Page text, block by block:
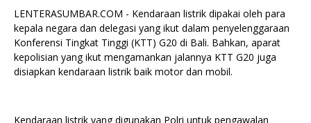
LENTERASUMBAR.COM - Kendaraan listrik dipakai oleh para
kepala negara dan delegasi yang ikut dalam penyelenggaraan
Konferensi Tingkat Tinggi (KTT) G20 di Bali. Bahkan, aparat
kepolisian yang ikut mengamankan jalannya KTT G20 juga
disiapkan kendaraan listrik baik motor dan mobil.
Kendaraan listrik yang digunakan Polri untuk pengawalan